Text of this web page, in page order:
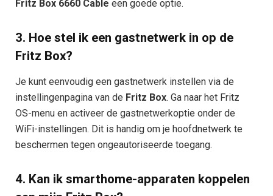
Fritz Box 6660 Cable een goede optie.
3. Hoe stel ik een gastnetwerk in op de
Fritz Box?
Je kunt eenvoudig een gastnetwerk instellen via de
instellingenpagina van de Fritz Box. Ga naar het Fritz
OS-menu en activeer de gastnetwerkoptie onder de
WiFi-instellingen. Dit is handig om je hoofdnetwerk te
beschermen tegen ongeautoriseerde toegang.
4. Kan ik smarthome-apparaten koppelen